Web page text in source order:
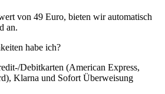
von 49 Euro, bieten wir automatisch
an.
habe ich?
Debitkarten (American Express,
Klarna und Sofort Überweisung